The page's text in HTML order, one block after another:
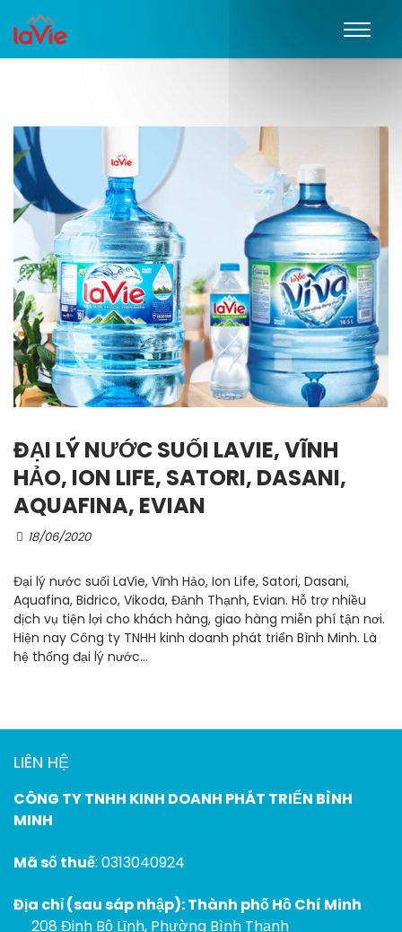
ĐẠI LÝ NƯỚC SUỐI LAVIE, VĨNH
HẢO, ION LIFE, SATORI, DASANI,
AQUAFINA, EVIAN
18/06/2020
Đại lý nước suối LaVie, Vĩnh Hảo, Ion Life, Satori, Dasani,
Aquafina, Bidrico, Vikoda, Đảnh Thạnh, Evian. Hỗ trợ nhiều
dịch vụ tiện lợi cho khách hàng, giao hàng miễn phí tận nơi.
Hiện nay Công ty TNHH kinh doanh phát triển Bình Minh. Là
hệ thống đại lý nước...
LIÊN HỆ
CÔNG TY TNHH KINH DOANH PHÁT TRIỂN BÌNH
MINH
Mã số thuế: 0313040924
Địa chỉ (sau sáp nhập): Thành phố Hồ Chí Minh
208 Đinh Bộ Lĩnh, Phường Bình Thạnh